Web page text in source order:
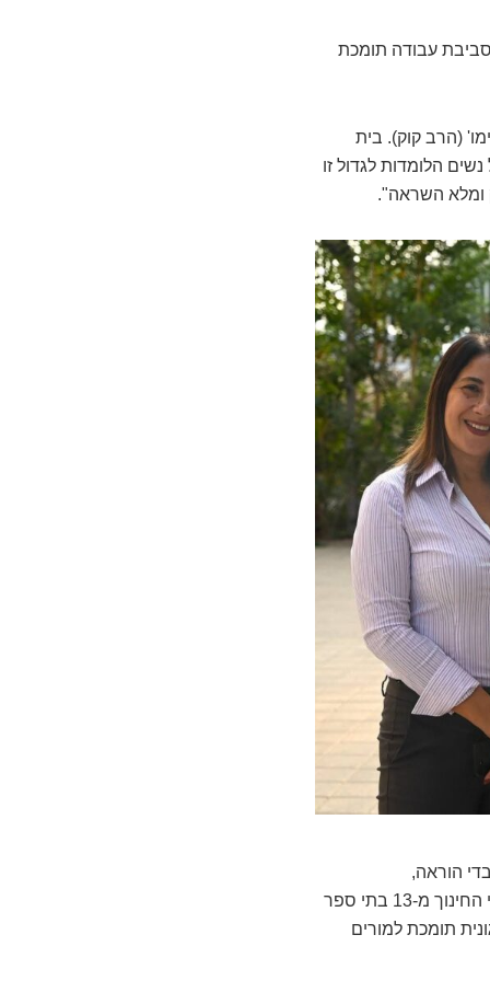
סביבת עבודה תומכת
(הרב קוק). בית
הלומדות לגדול זו
ומלא השראה".
הוראה,
בהתפתחותם המקצועית ובהצלחתם. היא תנאי לחוסנה של מערכת החינוך כולה. ברכות לצוותי החינוך מ-13 בתי ספר
תומכת למורים